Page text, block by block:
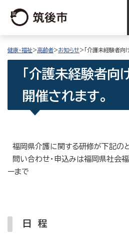
健康・福祉>高齢者>お知らせ>「介護未経験者向
「介護未経験者向
開催されます。
福岡県介護に関する研修が下記の
問い合わせ・申込みは福岡県社会
ーまで
日 程